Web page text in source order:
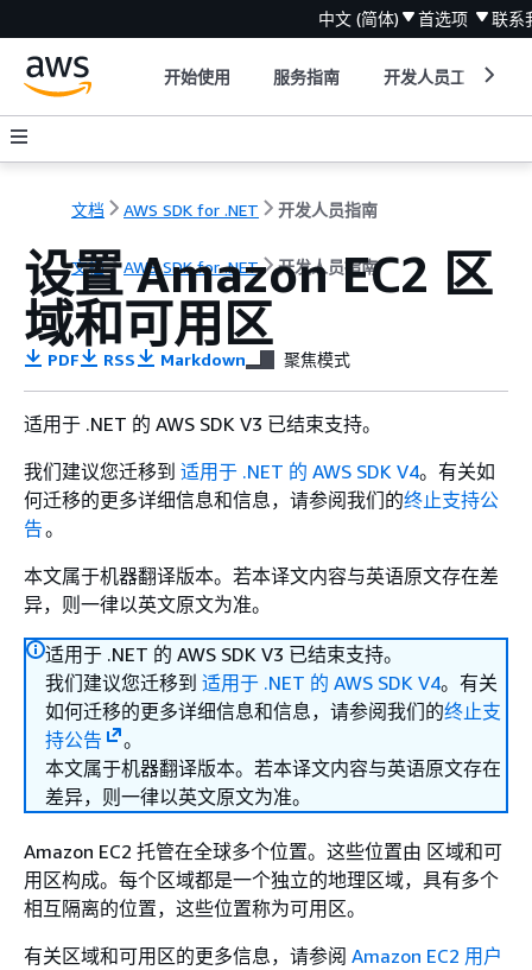
中文 (简体) 首选项 联系
开始使用 服务指南 开发人员工具
文档 AWS SDK for .NET 开发人员指南
文档 AWS SDK for .NET 开发人员指南
设置 Amazon EC2 区
域和可用区
PDF RSS Markdown 聚焦模式
适用于 .NET 的 AWS SDK V3 已结束支持。
我们建议您迁移到 适用于 .NET 的 AWS SDK V4。有关如
何迁移的更多详细信息和信息，请参阅我们的终止支持公
告。
本文属于机器翻译版本。若本译文内容与英语原文存在差
异，则一律以英文原文为准。
适用于 .NET 的 AWS SDK V3 已结束支持。
我们建议您迁移到 适用于 .NET 的 AWS SDK V4。有关
如何迁移的更多详细信息和信息，请参阅我们的终止支
持公告
。
本文属于机器翻译版本。若本译文内容与英语原文存在
差异，则一律以英文原文为准。
Amazon EC2 托管在全球多个位置。这些位置由 区域和可
用区构成。每个区域都是一个独立的地理区域，具有多个
相互隔离的位置，这些位置称为可用区。
有关区域和可用区的更多信息，请参阅 Amazon EC2 用户